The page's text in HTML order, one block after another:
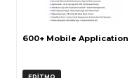
600+ Mobile Application